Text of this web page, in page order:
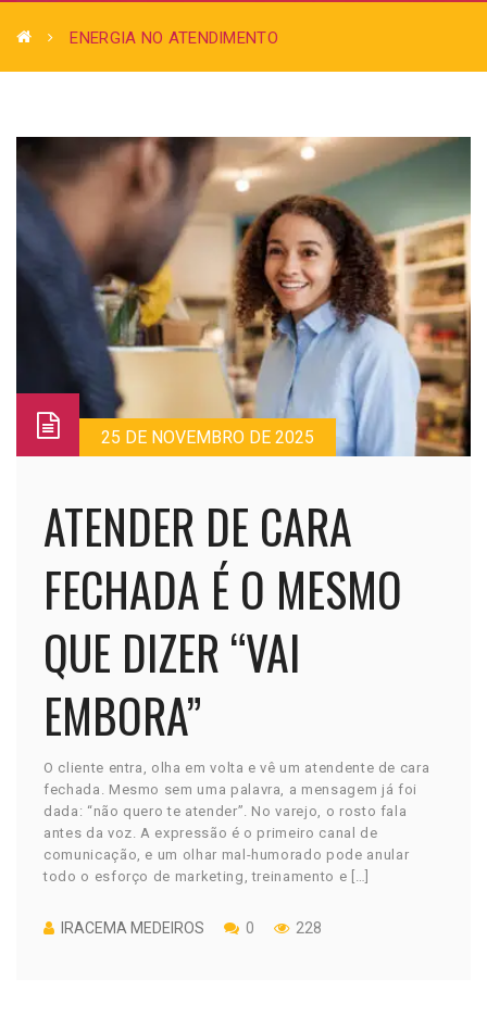
ENERGIA NO ATENDIMENTO
25 DE NOVEMBRO DE 2025
ATENDER DE CARA
FECHADA É O MESMO
QUE DIZER “VAI
EMBORA”
O cliente entra, olha em volta e vê um atendente de cara
fechada. Mesmo sem uma palavra, a mensagem já foi
dada: “não quero te atender”. No varejo, o rosto fala
antes da voz. A expressão é o primeiro canal de
comunicação, e um olhar mal-humorado pode anular
todo o esforço de marketing, treinamento e […]
IRACEMA MEDEIROS 0 228